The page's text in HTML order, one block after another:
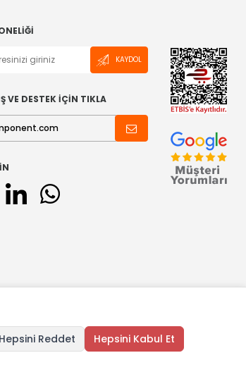
KAYDOL
VE DESTEK İÇİN TIKLA
Hepsini Reddet Hepsini Kabul Et